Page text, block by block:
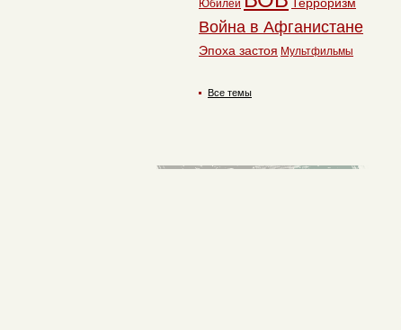
Юбилеи
Война в Афганистане
Эпоха застоя Мультфильмы
Все темы